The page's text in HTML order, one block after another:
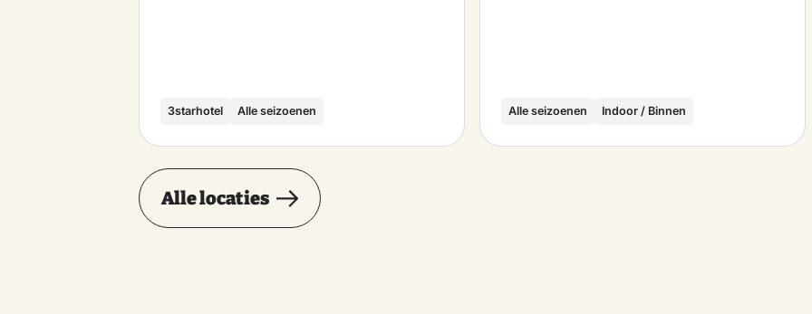
3starhotel Alle seizoenen Alle seizoenen Indoor / Binnen
Alle locaties